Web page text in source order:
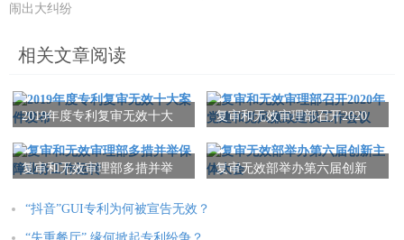
闹出大纠纷
相关文章阅读
2019年度专利复审无效十大
复审和无效审理部召开2020
会议
复审和无效审理部多措并举
复审无效部举办第六届创新
“抖音”GUI专利为何被宣告无效？